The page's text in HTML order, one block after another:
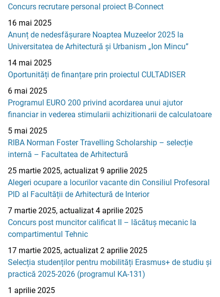
Concurs recrutare personal proiect B-Connect
16 mai 2025
Anunț de nedesfășurare Noaptea Muzeelor 2025 la
Universitatea de Arhitectură și Urbanism „Ion Mincu”
14 mai 2025
Oportunități de finanțare prin proiectul CULTADISER
6 mai 2025
Programul EURO 200 privind acordarea unui ajutor
financiar in vederea stimularii achizitionarii de calculatoare
5 mai 2025
RIBA Norman Foster Travelling Scholarship – selecție
internă – Facultatea de Arhitectură
25 martie 2025, actualizat 9 aprilie 2025
Alegeri ocupare a locurilor vacante din Consiliul Profesoral
PID al Facultății de Arhitectură de Interior
7 martie 2025, actualizat 4 aprilie 2025
Concurs post muncitor calificat II – lăcătuș mecanic la
compartimentul Tehnic
17 martie 2025, actualizat 2 aprilie 2025
Selecția studenților pentru mobilități Erasmus+ de studiu și
practică 2025-2026 (programul KA-131)
1 aprilie 2025